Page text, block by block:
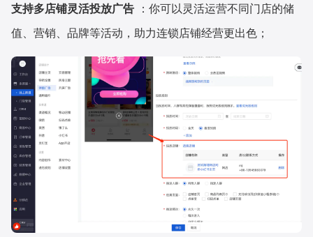
支持多店铺灵活投放广告 ：你可以灵活运营不同门店的储
值、营销、品牌等活动，助力连锁店铺经营更出色；